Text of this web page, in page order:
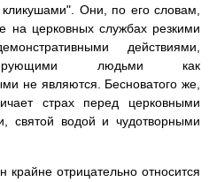
кликушами". Они, по его словам,
на церковных службах резкими
действиями,
людьми как
не являются. Бесноватого же,
страх перед церковными
святой водой и чудотворными
отрицательно относится